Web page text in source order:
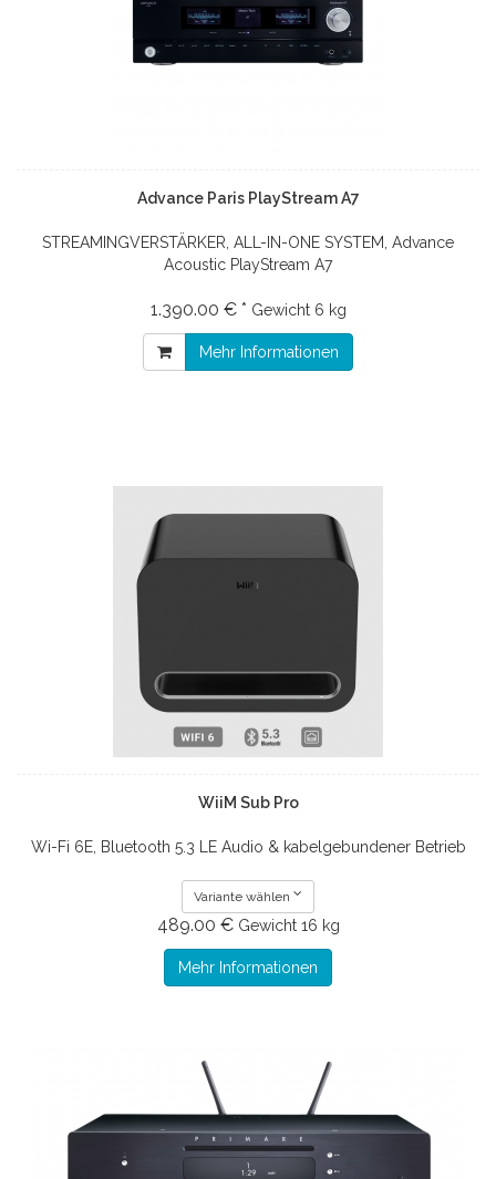
Advance Paris PlayStream A7
STREAMINGVERSTÄRKER, ALL-IN-ONE SYSTEM, Advance
Acoustic PlayStream A7
1.390.00 € * Gewicht 6 kg
Mehr Informationen
WiiM Sub Pro
Wi-Fi 6E, Bluetooth 5.3 LE Audio & kabelgebundener Betrieb
Variante wählen
489.00 € Gewicht 16 kg
Mehr Informationen